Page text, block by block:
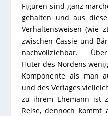
Figuren sind ganz
gehalten und aus
Verhaltensweisen (wie
zwischen Cassie und
nachvollziehbar.
Hüter des Nordens
Komponente als man
und des Verlages
zu ihrem Ehemann ist
Reise, dennoch